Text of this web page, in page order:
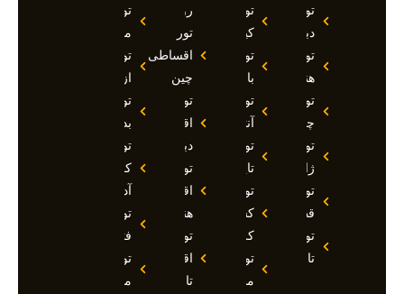
تور
دبی
تور
هند
تور
چین
تور
ژاپن
تور
قطر
تور
تاجیکستان
تور
کیش
تور
بالی
تور
آنتالیا
تور
تایلند
تور
کشتی
کروز
تور
مالدیو
روسیه
تور
اقساطی
چین
تور
اقساطی
دبی
تور
اقساطی
هند
تور
اقساطی
تاجیکستان
تور
مارماریس
تور
ازمیر
تور
بدروم
تور
کوش
آداسی
تور
فتحیه
تور
مالزی